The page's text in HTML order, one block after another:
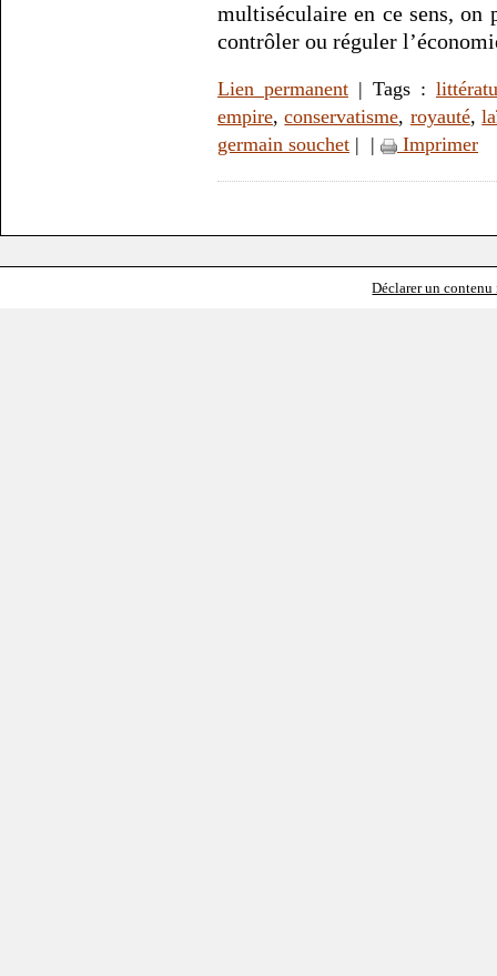
multiséculaire en ce sens,
contrôler ou réguler
Lien permanent | Tags :
empire,conservatisme, royauté,
germain souchet | | Imprimer
Déclarer un